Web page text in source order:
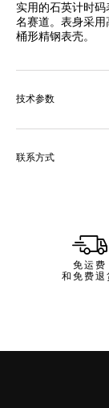
实用的石英计时
名赛道。表身采
桶形精钢表壳。
技术参数
联系方式
免运费
和免费退